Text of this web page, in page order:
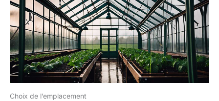
Choix de l’emplacement